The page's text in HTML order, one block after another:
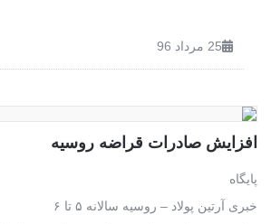
25 مرداد 96
افزایش صادرات قراضه روسیه
پایگاه
خبری آرتین پولاد – روسیه سالانه ۵ تا ۶